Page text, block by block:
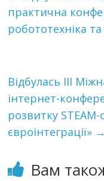
практична
робототехніка
Відбулась ІІІ
інтернет-
розвитку
євроінтеграції» →
Вам